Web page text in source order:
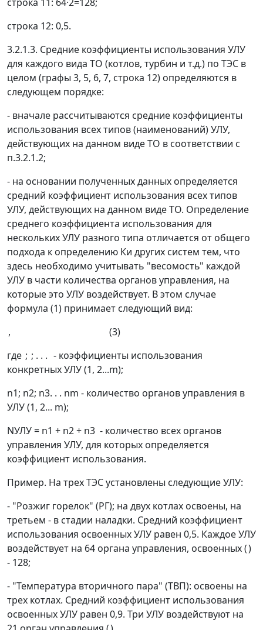
строка 12: 0,5.
3.2.1.3. Средние коэффициенты использования УЛУ
для каждого вида ТО (котлов, турбин и т.д.) по ТЭС в
целом (графы 3, 5, 6, 7, строка 12) определяются в
следующем порядке:
- вначале рассчитываются средние коэффициенты
использования всех типов (наименований) УЛУ,
действующих на данном виде ТО в соответствии с
п.3.2.1.2;
- на основании полученных данных определяется
средний коэффициент использования всех типов
УЛУ, действующих на данном виде ТО. Определение
среднего коэффициента использования для
нескольких УЛУ разного типа отличается от общего
подхода к определению Ки других систем тем, что
здесь необходимо учитывать "весомость" каждой
УЛУ в части количества органов управления, на
которые это УЛУ воздействует. В этом случае
формула (1) принимает следующий вид:
, (3)
где ; ; . . . - коэффициенты использования
конкретных УЛУ (1, 2...m);
n1; n2; n3. . . nm - количество органов управления в
УЛУ (1, 2... m);
NУЛУ= n1 + n2+ n3 - количество всех органов
управления УЛУ, для которых определяется
коэффициент использования.
Пример. На трех ТЭС установлены следующие УЛУ:
- "Розжиг горелок" (РГ); на двух котлах освоены, на
третьем - в стадии наладки. Средний коэффициент
использования освоенных УЛУ равен 0,5. Каждое УЛУ
воздействует на 64 органа управления, освоенных ()
- 128;
- "Температура вторичного пара" (ТВП): освоены на
трех котлах. Средний коэффициент использования
освоенных УЛУ равен 0,9. Три УЛУ воздействуют на